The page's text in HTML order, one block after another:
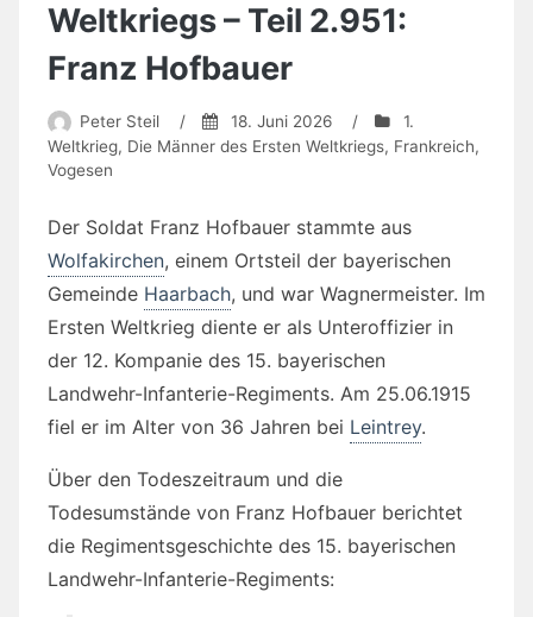
Weltkriegs – Teil 2.951:
Franz Hofbauer
Peter Steil / 18. Juni 2026 /
1.
Weltkrieg, Die Männer des Ersten Weltkriegs, Frankreich,
Vogesen
Der Soldat Franz Hofbauer stammte aus
Wolfakirchen, einem Ortsteil der bayerischen
Gemeinde Haarbach, und war Wagnermeister. Im
Ersten Weltkrieg diente er als Unteroffizier in
der 12. Kompanie des 15. bayerischen
Landwehr-Infanterie-Regiments. Am 25.06.1915
fiel er im Alter von 36 Jahren bei Leintrey.
Über den Todeszeitraum und die
Todesumstände von Franz Hofbauer berichtet
die Regimentsgeschichte des 15. bayerischen
Landwehr-Infanterie-Regiments: